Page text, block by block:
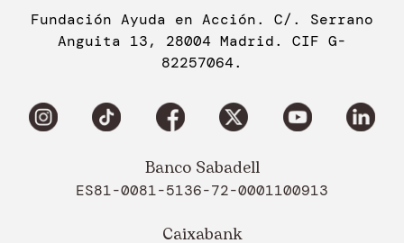
Fundación Ayuda en Acción. C/. Serrano
Anguita 13, 28004 Madrid. CIF G-
82257064.
Banco Sabadell
ES81-0081-5136-72-0001100913
Caixabank